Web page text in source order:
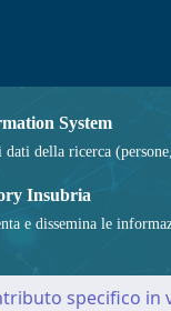
System
dati della ricerca
Insubria
e dissemina le
specifico in